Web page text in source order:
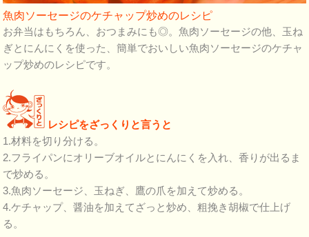
魚肉ソーセージのケチャップ炒めのレシピ
お弁当はもちろん、おつまみにも◎。魚肉ソーセージの他、玉ね
ぎとにんにくを使った、簡単でおいしい魚肉ソーセージのケチャ
ップ炒めのレシピです。
レシピをざっくりと言うと
1.材料を切り分ける。
2.フライパンにオリーブオイルとにんにくを入れ、香りが出るま
で炒める。
3.魚肉ソーセージ、玉ねぎ、鷹の爪を加えて炒める。
4.ケチャップ、醤油を加えてざっと炒め、粗挽き胡椒で仕上げ
る。